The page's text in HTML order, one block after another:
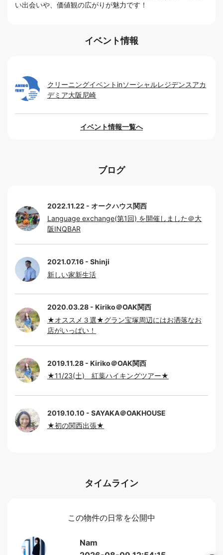
い出会いや、価値観の広がりが魅力です！
イベント情報
クリーニングイベントinソーシャルレジデンスアカ
デミア大阪尼崎
イベント情報一覧へ
ブログ
2022.11.22
オークハウス関西
Language exchange(第1回) を開催しました＠大
阪INQBAR
2021.07.16
Shinji
新しい家新生活
2020.03.28
Kiriko＠OAK関西
★オススメ３選★グラン宝塚周辺にはお洒落なお
店がいっぱい！
2019.11.28
Kiriko＠OAK関西
★11/23(土) 紅葉ハイキングツアー★
2019.10.10
SAYAKA＠OAKHOUSE
★初の関西出張★
タイムライン
この物件の日常を公開中
Nam